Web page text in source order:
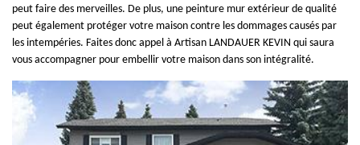
peut faire des merveilles. De plus, une peinture mur extérieur de qualité
peut également protéger votre maison contre les dommages causés par
les intempéries. Faites donc appel à Artisan LANDAUER KEVIN qui saura
vous accompagner pour embellir votre maison dans son intégralité.